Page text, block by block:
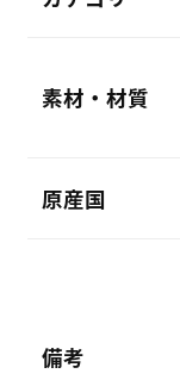
素材・材質
原産国
備考